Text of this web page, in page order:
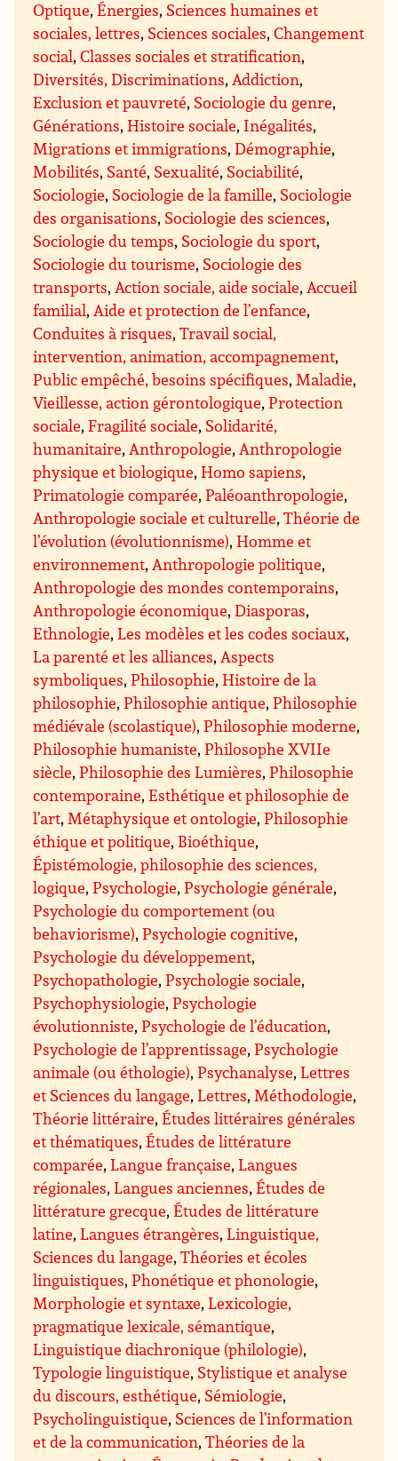
Optique,Énergies, Sciences humaines et
sociales, lettres, Sciences sociales,Changement
social,Classes sociales et stratification,
Diversités, Discriminations, Addiction,
Exclusion et pauvreté, Sociologie du genre,
Générations,Histoire sociale, Inégalités,
Migrations et immigrations,Démographie,
Mobilités, Santé, Sexualité, Sociabilité,
Sociologie, Sociologie de la famille, Sociologie
des organisations, Sociologie des sciences,
Sociologie du temps, Sociologie du sport,
Sociologie du tourisme, Sociologie des
transports, Action sociale, aide sociale, Accueil
familial, Aide et protection de l’enfance,
Conduites à risques,Travail social,
intervention, animation, accompagnement,
Public empêché, besoins spécifiques, Maladie,
Vieillesse, action gérontologique,Protection
sociale,Fragilité sociale, Solidarité,
humanitaire, Anthropologie, Anthropologie
physique et biologique,Homo sapiens,
Primatologie comparée,Paléoanthropologie,
Anthropologie sociale et culturelle,Théorie de
l’évolution (évolutionnisme),Homme et
environnement, Anthropologie politique,
Anthropologie des mondes contemporains,
Anthropologie économique,Diasporas,
Ethnologie,Les modèles et les codes sociaux,
La parenté et les alliances, Aspects
symboliques,Philosophie,Histoire de la
philosophie,Philosophie antique,Philosophie
médiévale (scolastique),Philosophie moderne,
Philosophie humaniste,Philosophe XVIIe
siècle,Philosophie des Lumières,Philosophie
contemporaine,Esthétique et philosophie de
l’art, Métaphysique et ontologie,Philosophie
éthique et politique, Bioéthique,
Épistémologie, philosophie des sciences,
logique,Psychologie,Psychologie générale,
Psychologie du comportement (ou
behaviorisme),Psychologie cognitive,
Psychologie du développement,
Psychopathologie,Psychologie sociale,
Psychophysiologie,Psychologie
évolutionniste,Psychologie de l’éducation,
Psychologie de l’apprentissage,Psychologie
animale (ou éthologie),Psychanalyse,Lettres
et Sciences du langage,Lettres, Méthodologie,
Théorie littéraire,Études littéraires générales
et thématiques,Études de littérature
comparée,Langue française,Langues
régionales,Langues anciennes,Études de
littérature grecque,Études de littérature
latine,Langues étrangères,Linguistique,
Sciences du langage,Théories et écoles
linguistiques,Phonétique et phonologie,
Morphologie et syntaxe,Lexicologie,
pragmatique lexicale, sémantique,
Linguistique diachronique (philologie),
Typologie linguistique, Stylistique et analyse
du discours, esthétique, Sémiologie,
Psycholinguistique, Sciences de l’information
et de la communication,Théories de la